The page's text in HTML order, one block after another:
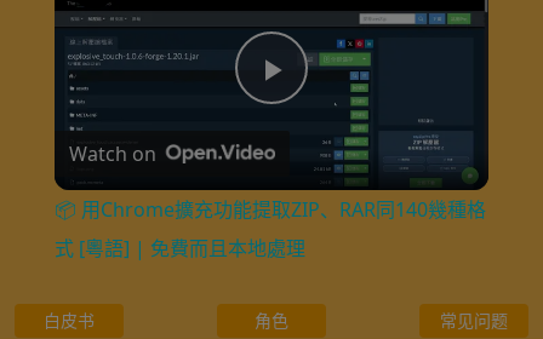
P
a
y
Watch on
📦 用Chrome擴充功能提取ZIP、RAR同140幾種格
式 [粵語] | 免費而且本地處理
白皮书 角色 常见问题